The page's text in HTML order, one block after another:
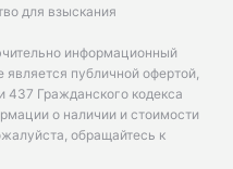
для взыскания
информационный
является публичной офертой,
Гражданского кодекса
о наличии и стоимости
обращайтесь к